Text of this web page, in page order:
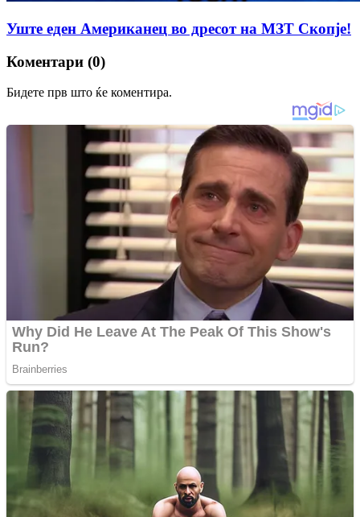
Уште еден Американец во дресот на МЗТ Скопје!
Коментари (0)
Бидете прв што ќе коментира.